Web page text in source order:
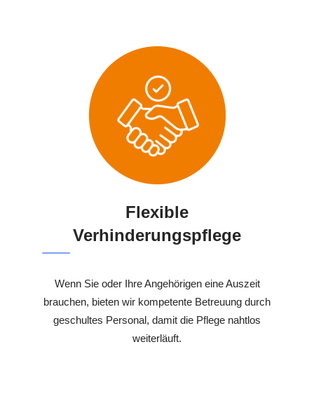
Flexible
Verhinderungspflege
Wenn Sie oder Ihre Angehörigen eine Auszeit
brauchen, bieten wir kompetente Betreuung durch
geschultes Personal, damit die Pflege nahtlos
weiterläuft.